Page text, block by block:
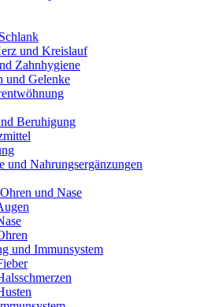
und Kreislauf
Zahnhygiene
und Gelenke
Beruhigung
und Nahrungsergänzungen
und Nase
und Immunsystem